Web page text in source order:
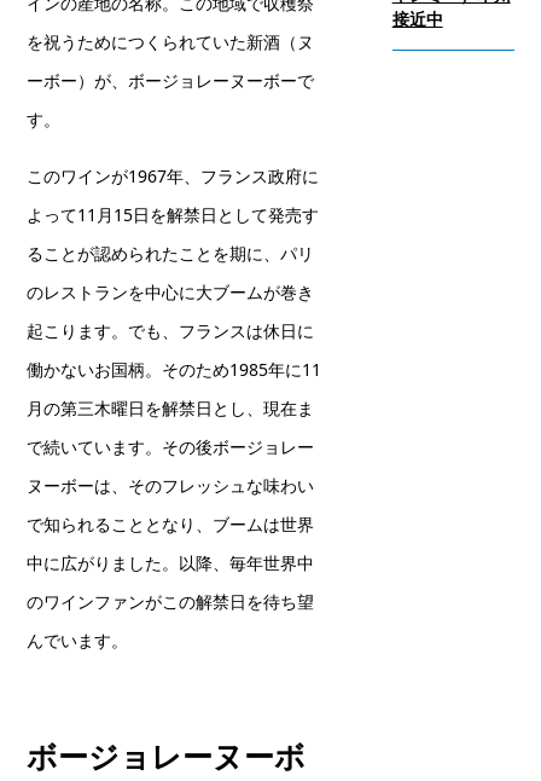
を祝うためにつくられていた新酒（ヌ
ーボー）が、ボージョレーヌーボーで
す。
このワインが1967年、フランス政府に
よって11月15日を解禁日として発売す
ることが認められたことを期に、パリ
のレストランを中心に大ブームが巻き
起こります。でも、フランスは休日に
働かないお国柄。そのため1985年に11
月の第三木曜日を解禁日とし、現在ま
で続いています。その後ボージョレー
ヌーボーは、そのフレッシュな味わい
で知られることとなり、ブームは世界
中に広がりました。以降、毎年世界中
のワインファンがこの解禁日を待ち望
んでいます。
ボージョレーヌーボ
接近中